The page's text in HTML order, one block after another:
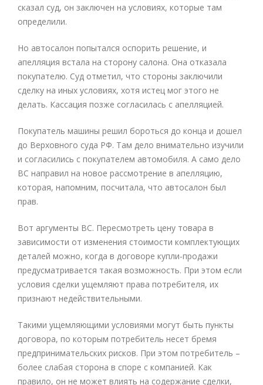
сказал суд, он заключен на условиях, которые там
определили.
Но автосалон попытался оспорить решение, и
апелляция встала на сторону салона. Она отказала
покупателю. Суд отметил, что стороны заключили
сделку на иных условиях, хотя истец мог этого не
делать. Кассация позже согласилась с апелляцией.
Покупатель машины решил бороться до конца и дошел
до Верховного суда РФ. Там дело внимательно изучили
и согласились с покупателем автомобиля. А само дело
ВС направил на новое рассмотрение в апелляцию,
которая, напомним, посчитала, что автосалон был
прав.
Вот аргументы ВС. Пересмотреть цену товара в
зависимости от изменения стоимости комплектующих
деталей можно, когда в договоре купли-продажи
предусматривается такая возможность. При этом если
условия сделки ущемляют права потребителя, их
признают недействительными.
Такими ущемляющими условиями могут быть пункты
договора, по которым потребитель несет бремя
предпринимательских рисков. При этом потребитель –
более слабая сторона в споре с компанией. Как
правило, он не может влиять на содержание сделки,